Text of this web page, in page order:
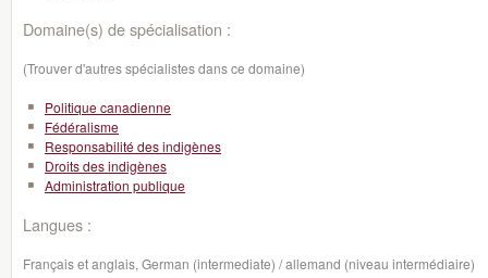
Domaine(s) de spécialisation :
(Trouver d'autres spécialistes dans ce domaine)
Politique canadienne
Fédéralisme
Responsabilité des indigènes
Droits des indigènes
Administration publique
Langues :
Français et anglais, German (intermediate) / allemand (niveau intermédiaire)